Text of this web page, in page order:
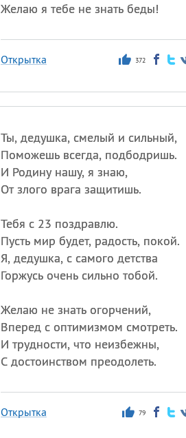
Желаю я тебе не знать беды!
Открытка 372
Ты, дедушка, смелый и сильный,
Поможешь всегда, подбодришь.
И Родину нашу, я знаю,
От злого врага защитишь.
Тебя с 23 поздравлю.
Пусть мир будет, радость, покой.
Я, дедушка, с самого детства
Горжусь очень сильно тобой.
Желаю не знать огорчений,
Вперед с оптимизмом смотреть.
И трудности, что неизбежны,
С достоинством преодолеть.
Открытка 79